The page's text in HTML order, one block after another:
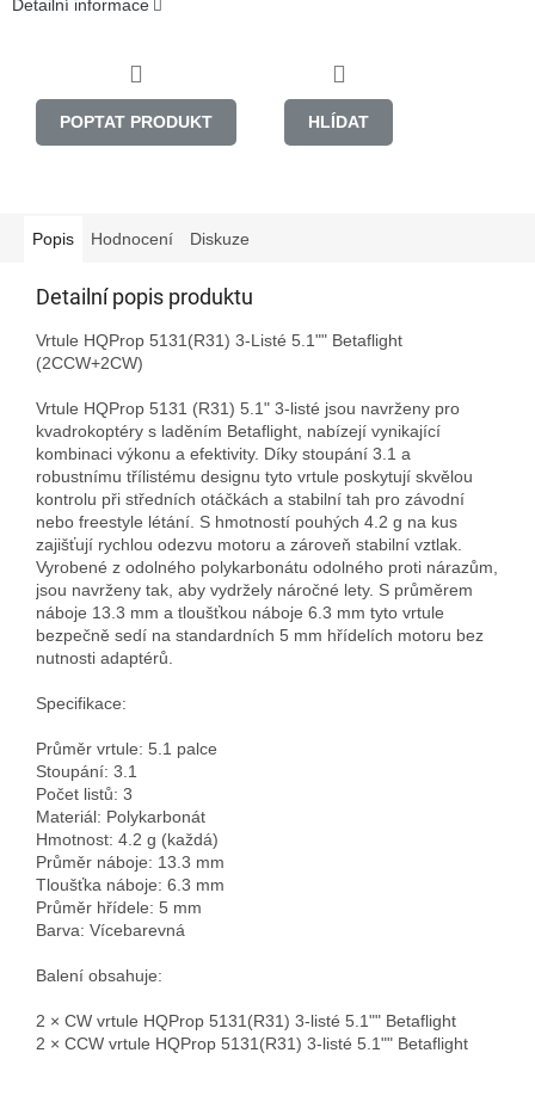
Detailní informace
POPTAT PRODUKT HLÍDAT
Popis Hodnocení Diskuze
Detailní popis produktu
Vrtule HQProp 5131(R31) 3-Listé 5.1"" Betaflight
(2CCW+2CW)
Vrtule HQProp 5131 (R31) 5.1" 3-listé jsou navrženy pro
kvadrokoptéry s laděním Betaflight, nabízejí vynikající
kombinaci výkonu a efektivity. Díky stoupání 3.1 a
robustnímu třílistému designu tyto vrtule poskytují skvělou
kontrolu při středních otáčkách a stabilní tah pro závodní
nebo freestyle létání. S hmotností pouhých 4.2 g na kus
zajišťují rychlou odezvu motoru a zároveň stabilní vztlak.
Vyrobené z odolného polykarbonátu odolného proti nárazům,
jsou navrženy tak, aby vydržely náročné lety. S průměrem
náboje 13.3 mm a tloušťkou náboje 6.3 mm tyto vrtule
bezpečně sedí na standardních 5 mm hřídelích motoru bez
nutnosti adaptérů.
Specifikace:
Průměr vrtule: 5.1 palce
Stoupání: 3.1
Počet listů: 3
Materiál: Polykarbonát
Hmotnost: 4.2 g (každá)
Průměr náboje: 13.3 mm
Tloušťka náboje: 6.3 mm
Průměr hřídele: 5 mm
Barva: Vícebarevná
Balení obsahuje:
2 × CW vrtule HQProp 5131(R31) 3-listé 5.1"" Betaflight
2 × CCW vrtule HQProp 5131(R31) 3-listé 5.1"" Betaflight